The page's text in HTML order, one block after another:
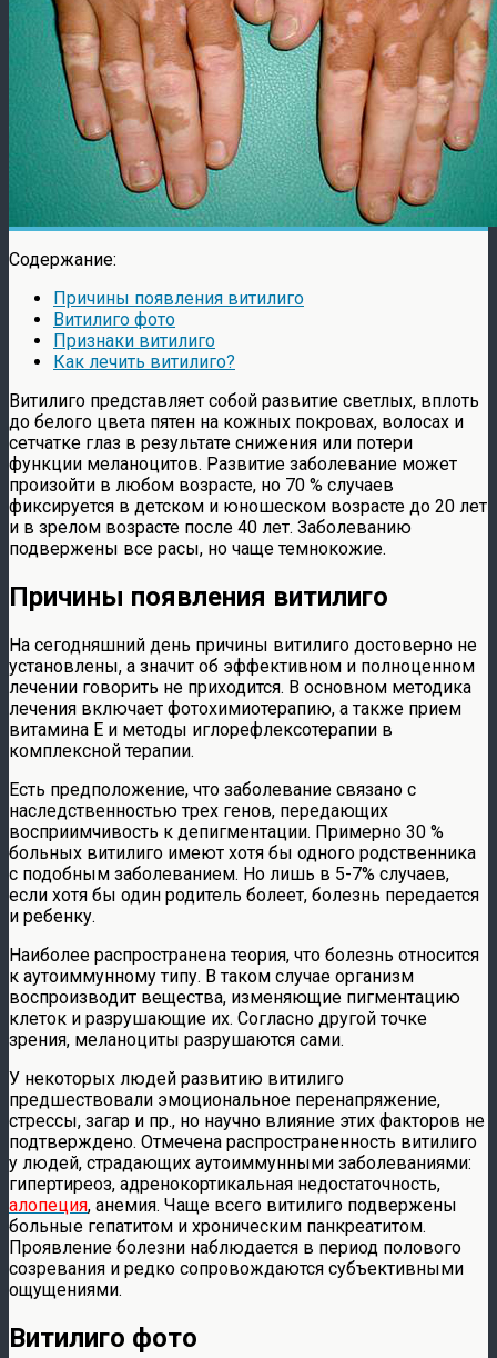
Содержание:
Причины появления витилиго
Витилиго фото
Признаки витилиго
Как лечить витилиго?
Витилиго представляет собой развитие светлых, вплоть
до белого цвета пятен на кожных покровах, волосах и
сетчатке глаз в результате снижения или потери
функции меланоцитов. Развитие заболевание может
произойти в любом возрасте, но 70 % случаев
фиксируется в детском и юношеском возрасте до 20 лет
и в зрелом возрасте после 40 лет. Заболеванию
подвержены все расы, но чаще темнокожие.
Причины появления витилиго
На сегодняшний день причины витилиго достоверно не
установлены, а значит об эффективном и полноценном
лечении говорить не приходится. В основном методика
лечения включает фотохимиотерапию, а также прием
витамина Е и методы иглорефлексотерапии в
комплексной терапии.
Есть предположение, что заболевание связано с
наследственностью трех генов, передающих
восприимчивость к депигментации. Примерно 30 %
больных витилиго имеют хотя бы одного родственника
с подобным заболеванием. Но лишь в 5-7% случаев,
если хотя бы один родитель болеет, болезнь передается
и ребенку.
Наиболее распространена теория, что болезнь относится
к аутоиммунному типу. В таком случае организм
воспроизводит вещества, изменяющие пигментацию
клеток и разрушающие их. Согласно другой точке
зрения, меланоциты разрушаются сами.
У некоторых людей развитию витилиго
предшествовали эмоциональное перенапряжение,
стрессы, загар и пр., но научно влияние этих факторов не
подтверждено. Отмечена распространенность витилиго
у людей, страдающих аутоиммунными заболеваниями:
гипертиреоз, адренокортикальная недостаточность,
алопеция, анемия. Чаще всего витилиго подвержены
больные гепатитом и хроническим панкреатитом.
Проявление болезни наблюдается в период полового
созревания и редко сопровождаются субъективными
ощущениями.
Витилиго фото